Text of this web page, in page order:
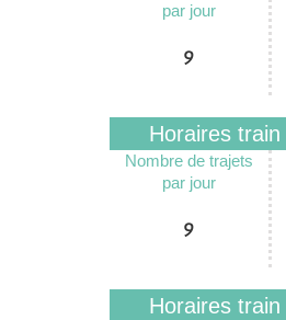
par jour
9
Horaires train
Nombre de trajets
par jour
9
Horaires train